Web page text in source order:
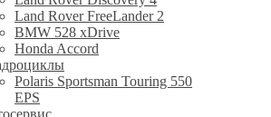
Land Rover FreeLander 2
BMW 528 xDrive
Honda Accord
Polaris Sportsman Touring 550
EPS